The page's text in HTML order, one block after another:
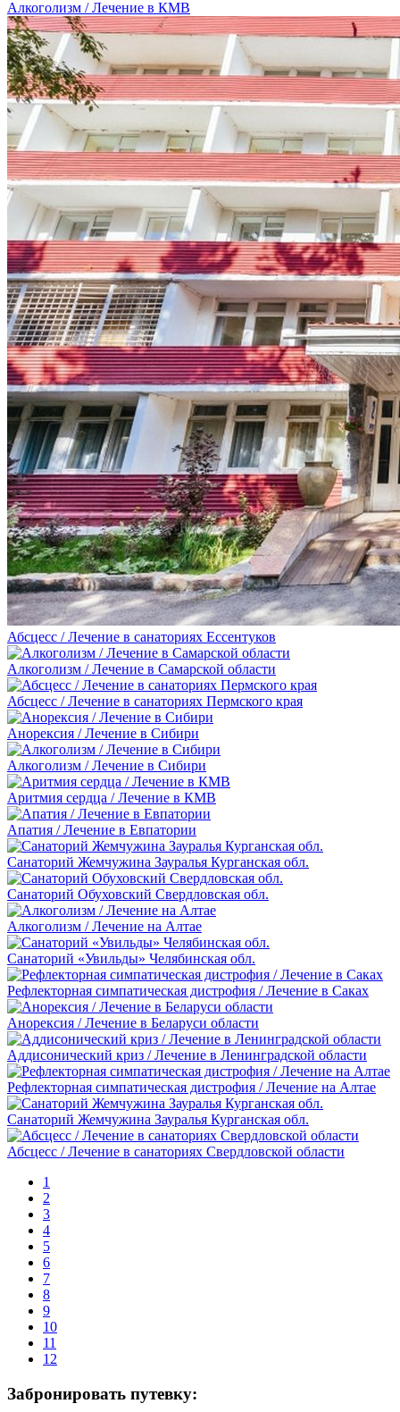
Алкоголизм / Лечение в КМВ
Абсцесс / Лечение в санаториях Ессентуков
Алкоголизм / Лечение в Самарской области
Абсцесс / Лечение в санаториях Пермского края
Анорексия / Лечение в Сибири
Алкоголизм / Лечение в Сибири
Аритмия сердца / Лечение в КМВ
Апатия / Лечение в Евпатории
Санаторий Жемчужина Зауралья Курганская обл.
Санаторий Обуховский Свердловская обл.
Алкоголизм / Лечение на Алтае
Санаторий «Увильды» Челябинская обл.
Рефлекторная симпатическая дистрофия / Лечение в Саках
Анорексия / Лечение в Беларуси области
Аддисонический криз / Лечение в Ленинградской области
Рефлекторная симпатическая дистрофия / Лечение на Алтае
Санаторий Жемчужина Зауралья Курганская обл.
Абсцесс / Лечение в санаториях Свердловской области
1
2
3
4
5
6
7
8
9
10
11
12
Забронировать путевку: